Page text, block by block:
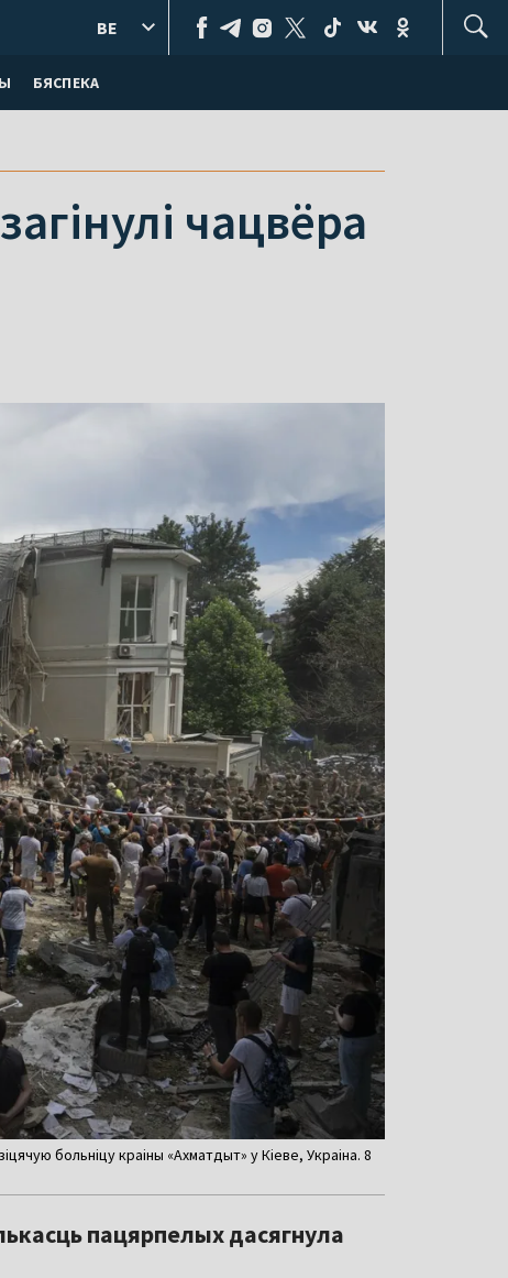
БЯСПЕКА
BE
чацвёра
больніцу краіны «Ахматдыт» у Кіеве, Украіна. 8
пацярпелых дасягнула